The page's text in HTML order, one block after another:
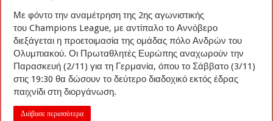
Με φόντο την αναμέτρηση της 2ης αγωνιστικής
του Champions League, με αντίπαλο το Αννόβερο
διεξάγεται η προετοιμασία της ομάδας πόλο Ανδρών του
Ολυμπιακού. Οι Πρωταθλητές Ευρώπης αναχωρούν την
Παρασκευή (2/11) για τη Γερμανία, όπου το Σάββατο (3/11)
στις 19:30 θα δώσουν το δεύτερο διαδοχικό εκτός έδρας
παιχνίδι στη διοργάνωση.
Διάβασε περισσότερα